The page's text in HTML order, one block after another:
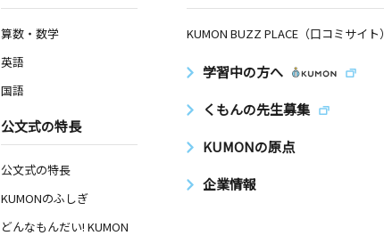
算数・数学
英語
国語
公文式の特長
公文式の特長
KUMONのふしぎ
どんなもんだい! KUMON
KUMON BUZZ PLACE（口コミサイト）
学習中の方へ
くもんの先生募集
KUMONの原点
企業情報